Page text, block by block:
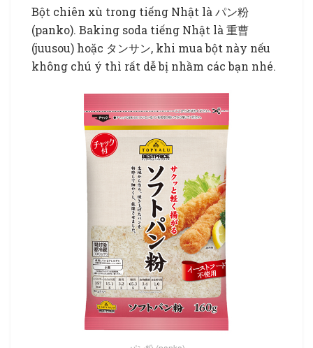
Bột chiên xù trong tiếng Nhật là パン粉
(panko). Baking soda tiếng Nhật là 重曹
(juusou) hoặc タンサン, khi mua bột này nếu
không chú ý thì rất dễ bị nhầm các bạn nhé.